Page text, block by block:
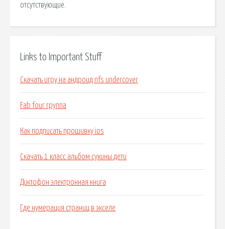
отсутствующие.
Links to Important Stuff
Скачать игру на андроид nfs undercover
Fab four группа
Как подписать прошивку ios
Скачать 1 класс альбом сукины дети
Диктофон электронная книга
Где нумерация страниц в экселе